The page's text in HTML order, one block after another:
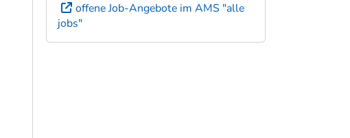
offene Job-Angebote im AMS "alle
jobs"